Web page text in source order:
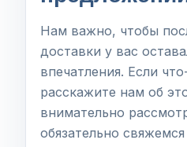
Нам важно, чтобы
доставки у вас
впечатления. Если
расскажите нам об
внимательно
обязательно